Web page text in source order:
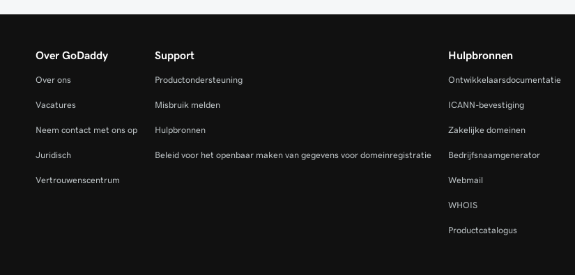
Over GoDaddy
Over ons
Vacatures
Neem contact met ons op
Juridisch
Vertrouwenscentrum
Support
Productondersteuning
Misbruik melden
Hulpbronnen
Beleid voor het openbaar maken van gegevens voor domeinregistratie
Hulpbronnen
Ontwikkelaarsdocumentatie
ICANN-bevestiging
Zakelijke domeinen
Bedrijfsnaamgenerator
Webmail
WHOIS
Productcatalogus